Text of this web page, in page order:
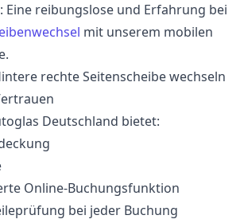
Eine reibungslose und Erfahrung bei
mit unserem mobilen
Deutschland bietet:
Online-Buchungsfunktion
bei jeder Buchung